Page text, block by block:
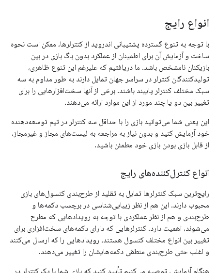
انواع رایج
با توجه به تنوع گسترده پشتیبانی اندروید از کنترلرها، ممکن است نحوه
ساخت و آزمایش آن برای اطمینان از عملکرد بدون باگ بازی در بین
بازیکنان نامشخص باشد. ما دریافتیم که علیرغم این تنوع ظاهری،
تولیدکنندگان کنترلر در سراسر جهان تمایل دارند به طور مداوم به سه
سبک مختلف کنترلر پایبند باشند. برخی از آنها سخت‌افزارهایی را برای
تغییر بین دو یا چند مورد از این موارد ارائه می‌دهند.
این یعنی شما می‌توانید بازی را با حداقل سه کنترلر در تیم توسعه‌دهنده
خود آزمایش کنید و بدون نیاز به مراجعه به لیست‌های مجاز و غیرمجاز،
از قابل بازی بودن بازی خود مطمئن باشید.
انواع کنترل‌کننده‌های رایج
رایج‌ترین سبک کنترلرها تمایل به تقلید از طرح‌بندی کنسول‌های بازی
محبوب دارند. این هم از نظر زیبایی‌شناسی در برچسب دکمه‌ها و
طرح‌بندی و هم از نظر عملکردی با توجه به رویدادهایی که مطرح
می‌شوند، اهمیت دارد. کنترلرهایی که دارای دکمه‌های سخت‌افزاری برای
تغییر بین انواع مختلف کنسول هستند، رویدادهایی را که ارسال می‌کنند
و اغلب حتی طرح‌بندی منطقی دکمه‌هایشان را تغییر می‌دهند.